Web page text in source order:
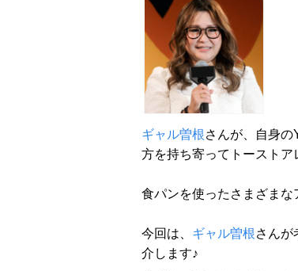
ギャル曽根さんが、自身
方を持ち寄ってトーストア
食パンを使ったさまざまな
今回は、 ギャル曽根さんが
介します♪